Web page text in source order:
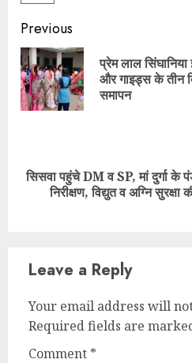
Continue
Reading
Previous
प्रेम लाल
और गाइड्स के तीन
समापन
Next
post:
सिसवा पहुंचे DM व SP, मां दुर्गा के
निरीक्षण, विद्युत व अग्नि सुरक्षा
Leave a Reply
Your email address will
Required fields are
Comment *